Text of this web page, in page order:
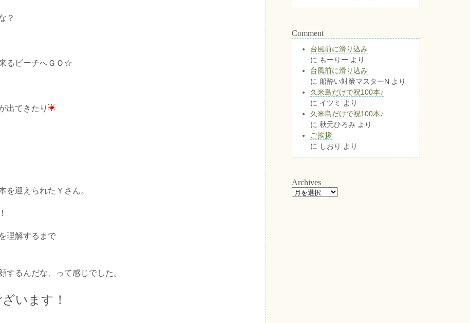
？
るビーチへＧＯ☆
出てきたり
を迎えられたＹさん。
理解するまで
するんだな、って感じでした。
います！
Comment
台風前に滑り込み
に もーりー より
台風前に滑り込み
に 船酔い対策マスターN より
久米島だけで祝100本♪
に イツミ
より
久米島だけで祝100本♪
に 秋元ひろみ より
ご挨拶
に しおり より
Archives